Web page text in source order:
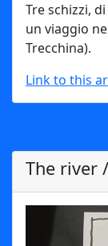
Tre schizzi,
un viaggio
Trecchina).
Link to this
The river